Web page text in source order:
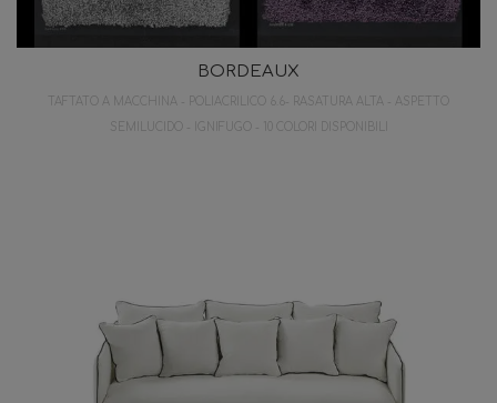
BORDEAUX
TAFTATO A MACCHINA - POLIACRILICO 6.6- RASATURA ALTA - ASPETTO
SEMILUCIDO - IGNIFUGO - 10 COLORI DISPONIBILI